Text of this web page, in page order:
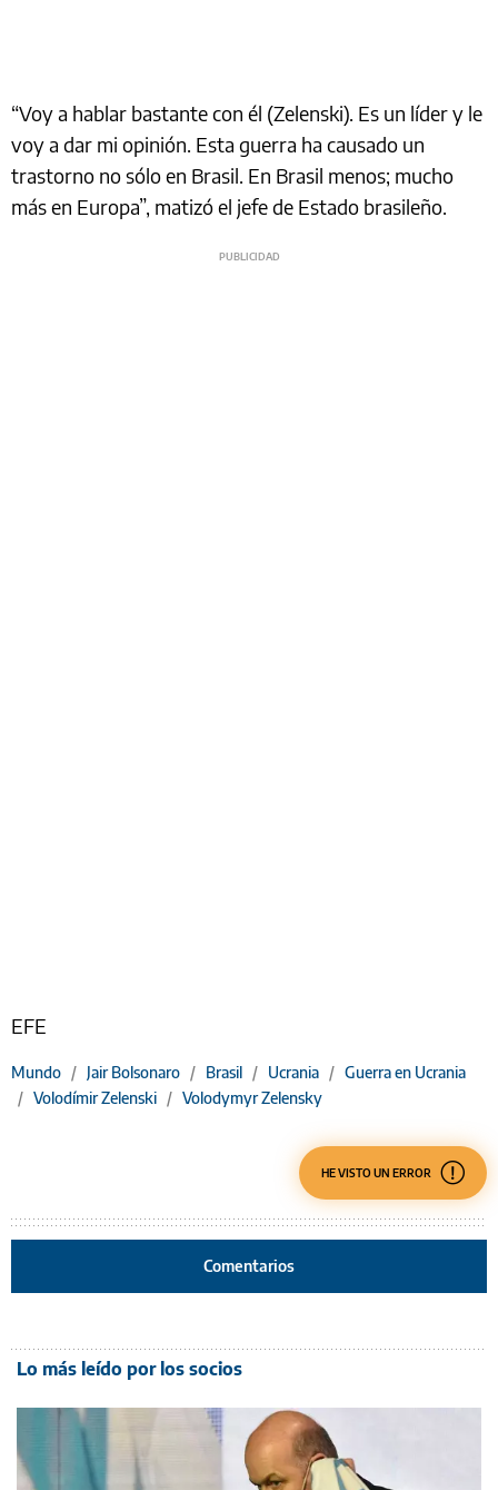
“Voy a hablar bastante con él (Zelenski). Es un líder y le
voy a dar mi opinión. Esta guerra ha causado un
trastorno no sólo en Brasil. En Brasil menos; mucho
más en Europa”, matizó el jefe de Estado brasileño.
EFE
Mundo / Jair Bolsonaro / Brasil / Ucrania / Guerra en Ucrania
/ Volodímir Zelenski / Volodymyr Zelensky
HE VISTO UN ERROR
Comentarios
Lo más leído por los socios